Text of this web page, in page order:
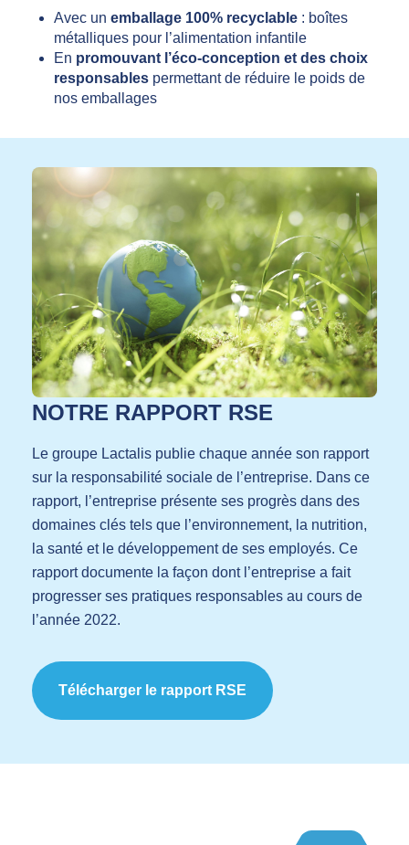
Avec un emballage 100% recyclable : boîtes
métalliques pour l’alimentation infantile
En promouvant l’éco-conception et des choix
responsables permettant de réduire le poids de
nos emballages
NOTRE RAPPORT RSE
Le groupe Lactalis publie chaque année son rapport
sur la responsabilité sociale de l’entreprise. Dans ce
rapport, l’entreprise présente ses progrès dans des
domaines clés tels que l’environnement, la nutrition,
la santé et le développement de ses employés. Ce
rapport documente la façon dont l’entreprise a fait
progresser ses pratiques responsables au cours de
l’année 2022.
Télécharger le rapport RSE